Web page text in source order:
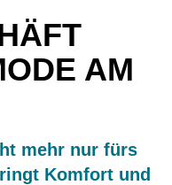
AM
mehr nur fürs
Komfort und